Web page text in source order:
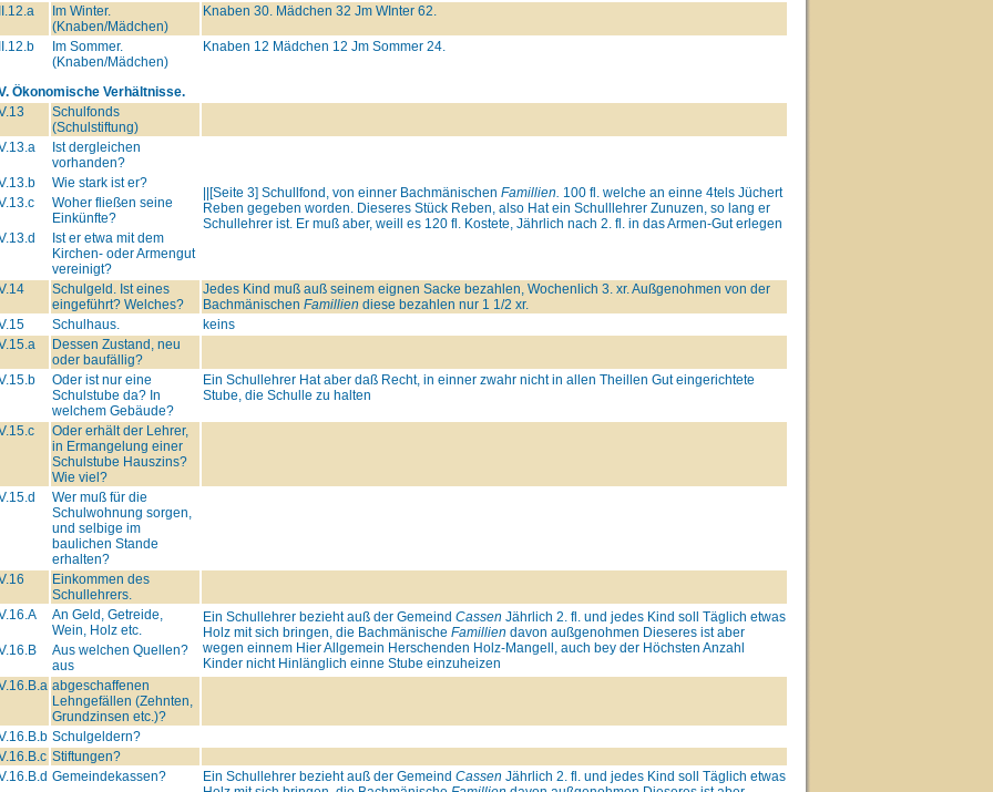
Im Winter.
(Knaben/Mädchen)
Knaben 30. Mädchen 32 Jm WInter 62.
Im Sommer.
(Knaben/Mädchen)
Knaben 12 Mädchen 12 Jm Sommer 24.
Ökonomische Verhältnisse.
Schulfonds
(Schulstiftung)
Ist dergleichen
vorhanden?
||[Seite 3] Schullfond, von einner Bachmänischen Famillien. 100 fl. welche an einne 4tels Jüchert
Reben gegeben worden. Dieseres Stück Reben, also Hat ein Schulllehrer Zunuzen, so lang er
Schullehrer ist. Er muß aber, weill es 120 fl. Kostete, Jährlich nach 2. fl. in das Armen-Gut erlegen
Wie stark ist er?
Woher fließen seine
Einkünfte?
Ist er etwa mit dem
Kirchen- oder Armengut
vereinigt?
Schulgeld. Ist eines
eingeführt? Welches?
Jedes Kind muß auß seinem eignen Sacke bezahlen, Wochenlich 3. xr. Außgenohmen von der
Bachmänischen Famillien diese bezahlen nur 1 1/2 xr.
Schulhaus.
keins
Dessen Zustand, neu
oder baufällig?
Oder ist nur eine
Schulstube da? In
welchem Gebäude?
Ein Schullehrer Hat aber daß Recht, in einner zwahr nicht in allen Theillen Gut eingerichtete
Stube, die Schulle zu halten
Oder erhält der Lehrer,
in Ermangelung einer
Schulstube Hauszins?
Wie viel?
Wer muß für die
Schulwohnung sorgen,
und selbige im
baulichen Stande
erhalten?
Einkommen des
Schullehrers.
An Geld, Getreide,
Wein, Holz etc.
Ein Schullehrer bezieht auß der Gemeind Cassen Jährlich 2. fl. und jedes Kind soll Täglich etwas
Holz mit sich bringen, die Bachmänische Famillien davon außgenohmen Dieseres ist aber
wegen einnem Hier Allgemein Herschenden Holz-Mangell, auch bey der Höchsten Anzahl
Kinder nicht Hinlänglich einne Stube einzuheizen
Aus welchen Quellen?
aus
abgeschaffenen
Lehngefällen (Zehnten,
Grundzinsen etc.)?
Schulgeldern?
Stiftungen?
Gemeindekassen? Ein Schullehrer bezieht auß der Gemeind Cassen Jährlich 2. fl. und jedes Kind soll Täglich etwas